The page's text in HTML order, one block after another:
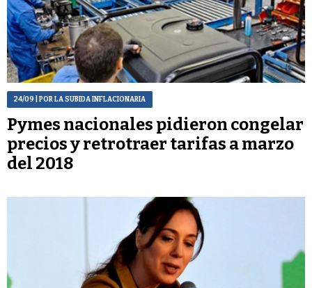
24/09 | POR LA SUBIDA INFLACIONARIA
Pymes nacionales pidieron congelar
precios y retrotraer tarifas a marzo
del 2018